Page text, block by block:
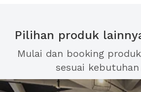
Pilihan produk
Mulai dan booking
sesuai kebutuhan